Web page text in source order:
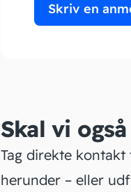
Skriv en
Skal vi
Tag direkte
herunder – eller